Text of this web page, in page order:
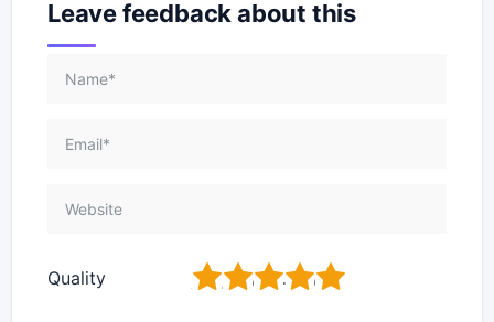
Leave feedback about this
Quality 5
4
3
2